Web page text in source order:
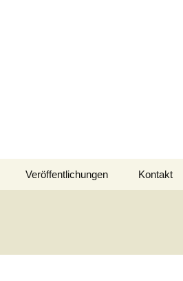
Veröffentlichungen Kontakt